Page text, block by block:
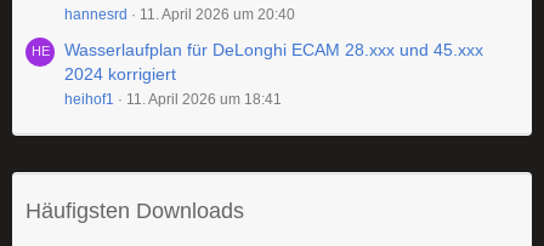
hannesrd 11. April 2026 um 20:40
Wasserlaufplan für DeLonghi ECAM 28.xxx und 45.xxx
2024 korrigiert
heihof1 11. April 2026 um 18:41
Häufigsten Downloads